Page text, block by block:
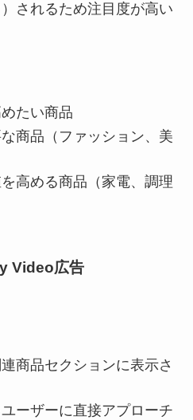
されるため注目度が高い
たい商品
商品（ファッション、美
高める商品（家電、調理
Video広告
商品セクションに表示さ
ーザーに直接アプローチ